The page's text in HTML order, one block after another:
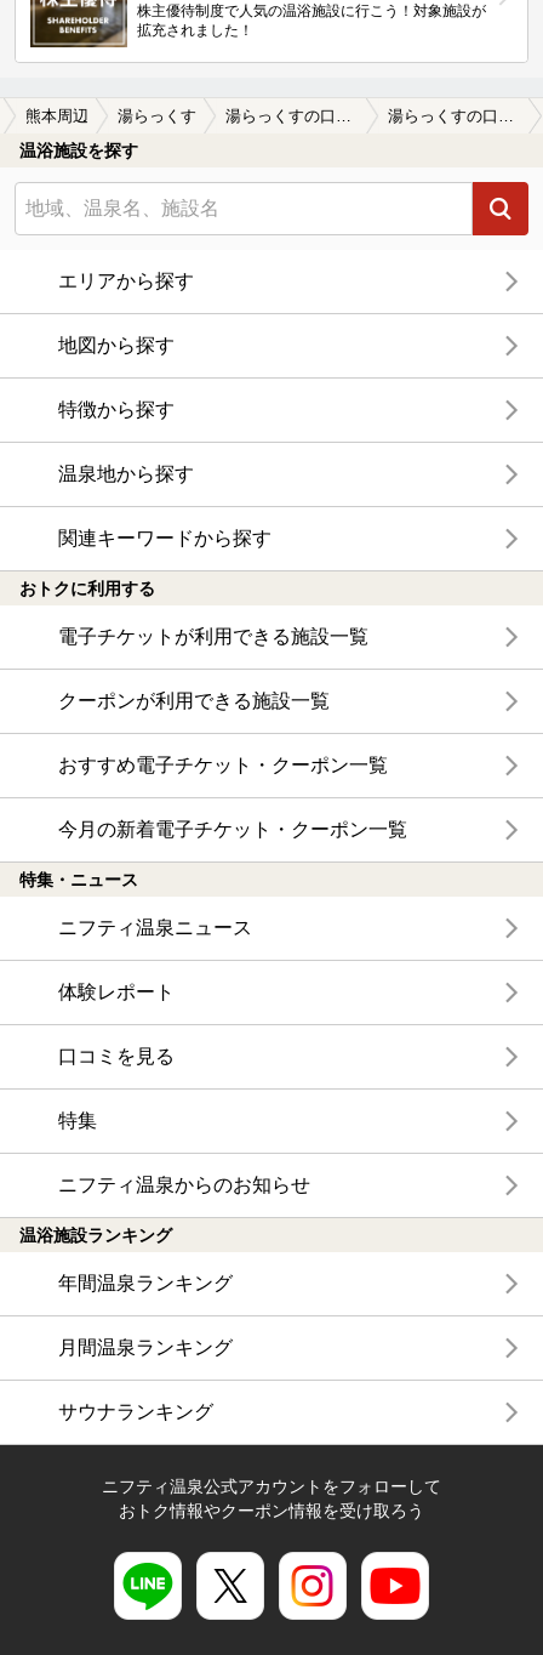
株主優待制度で人気の温浴施設に行こう！対象施設が
拡充されました！
熊本周辺 湯らっくす
温浴施設を探す
エリアから探す
地図から探す
特徴から探す
温泉地から探す
関連キーワードから探す
おトクに利用する
電子チケットが利用できる施設一覧
クーポンが利用できる施設一覧
おすすめ電子チケット・クーポン一覧
今月の新着電子チケット・クーポン一覧
特集・ニュース
ニフティ温泉ニュース
体験レポート
口コミを見る
特集
ニフティ温泉からのお知らせ
温浴施設ランキング
年間温泉ランキング
月間温泉ランキング
サウナランキング
ニフティ温泉公式アカウントをフォローして
おトク情報やクーポン情報を受け取ろう